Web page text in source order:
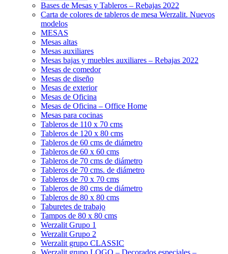
Bases de Mesas y Tableros – Rebajas 2022
Carta de colores de tableros de mesa Werzalit. Nuevos
modelos
MESAS
Mesas altas
Mesas auxiliares
Mesas bajas y muebles auxiliares – Rebajas 2022
Mesas de comedor
Mesas de diseño
Mesas de exterior
Mesas de Oficina
Mesas de Oficina – Office Home
Mesas para cocinas
Tableros de 110 x 70 cms
Tableros de 120 x 80 cms
Tableros de 60 cms de diámetro
Tableros de 60 x 60 cms
Tableros de 70 cms de diámetro
Tableros de 70 cms. de diámetro
Tableros de 70 x 70 cms
Tableros de 80 cms de diámetro
Tableros de 80 x 80 cms
Taburetes de trabajo
Tampos de 80 x 80 cms
Werzalit Grupo 1
Werzalit Grupo 2
Werzalit grupo CLASSIC
Werzalit grupo LOGO – Decorados especiales –